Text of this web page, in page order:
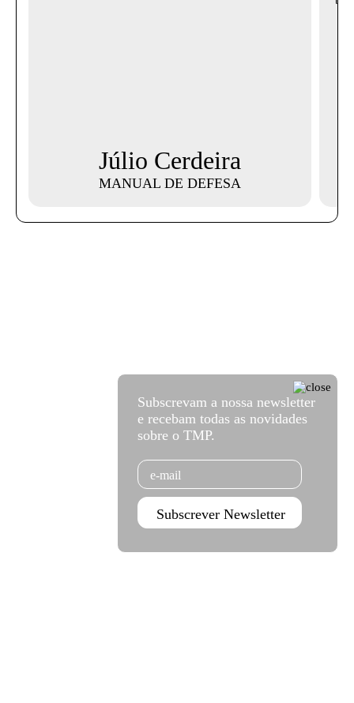
Júlio Cerdeira
MANUAL DE DEFESA
Subscrevam a nossa newsletter
e recebam todas as novidades
sobre o TMP.
Email
Subscrever Newsletter